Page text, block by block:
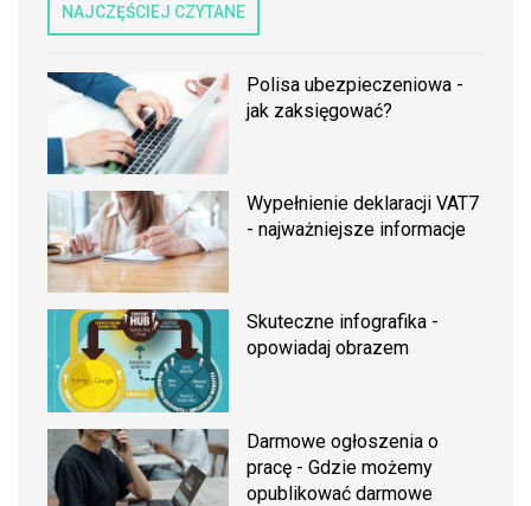
NAJCZĘŚCIEJ CZYTANE
Polisa ubezpieczeniowa -
jak zaksięgować?
Wypełnienie deklaracji VAT7
- najważniejsze informacje
Skuteczne infografika -
opowiadaj obrazem
Darmowe ogłoszenia o
pracę - Gdzie możemy
opublikować darmowe